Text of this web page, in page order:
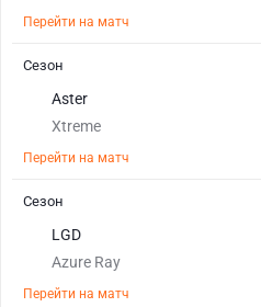
Перейти на матч
Aster
Xtreme
Перейти на матч
Сезон
LGD
Azure Ray
Перейти на матч
Сезон